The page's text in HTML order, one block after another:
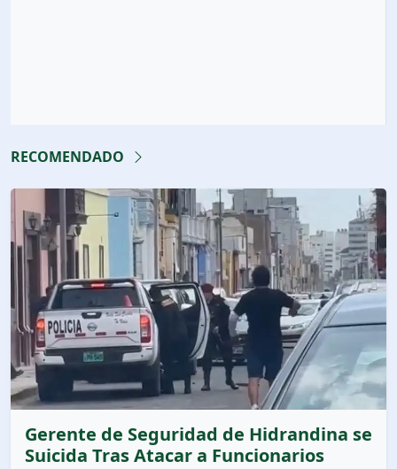
RECOMENDADO
Gerente de Seguridad de Hidrandina se
Suicida Tras Atacar a Funcionarios